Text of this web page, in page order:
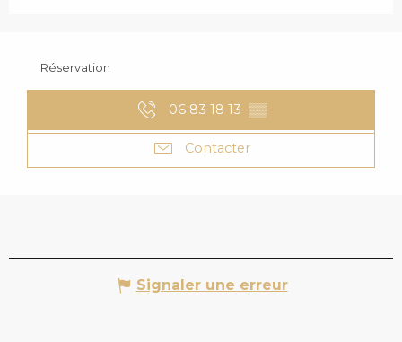
Réservation
06 83 18 13 ▒▒
Contacter
Signaler une erreur